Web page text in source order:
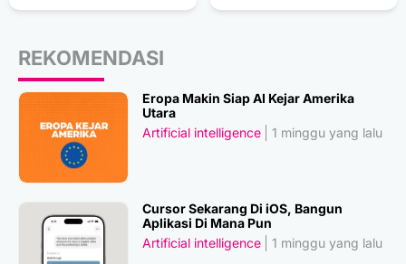
REKOMENDASI
Eropa Makin Siap AI Kejar Amerika
Utara
Artificial intelligence
1 minggu yang lalu
Cursor Sekarang Di iOS, Bangun
Aplikasi Di Mana Pun
Artificial intelligence
1 minggu yang lalu